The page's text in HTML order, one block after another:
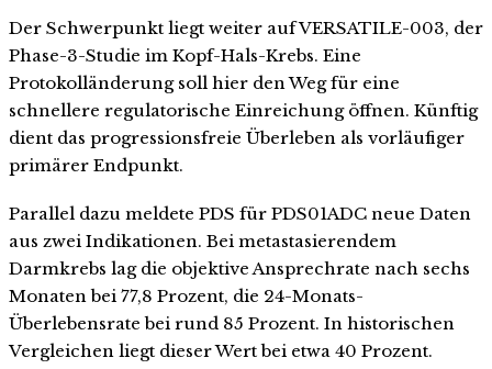
Der Schwerpunkt liegt weiter auf VERSATILE-003, der
Phase-3-Studie im Kopf-Hals-Krebs. Eine
Protokolländerung soll hier den Weg für eine
schnellere regulatorische Einreichung öffnen. Künftig
dient das progressionsfreie Überleben als vorläufiger
primärer Endpunkt.
Parallel dazu meldete PDS für PDS01ADC neue Daten
aus zwei Indikationen. Bei metastasierendem
Darmkrebs lag die objektive Ansprechrate nach sechs
Monaten bei 77,8 Prozent, die 24-Monats-
Überlebensrate bei rund 85 Prozent. In historischen
Vergleichen liegt dieser Wert bei etwa 40 Prozent.